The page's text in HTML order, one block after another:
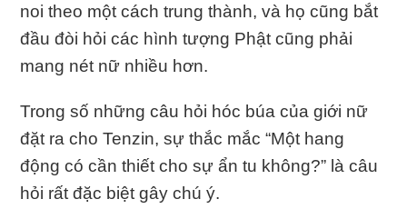
noi theo một cách trung thành, và họ cũng bắt
đầu đòi hỏi các hình tượng Phật cũng phải
mang nét nữ nhiều hơn.
Trong số những câu hỏi hóc búa của giới nữ
đặt ra cho Tenzin, sự thắc mắc “Một hang
động có cần thiết cho sự ẩn tu không?” là câu
hỏi rất đặc biệt gây chú ý.